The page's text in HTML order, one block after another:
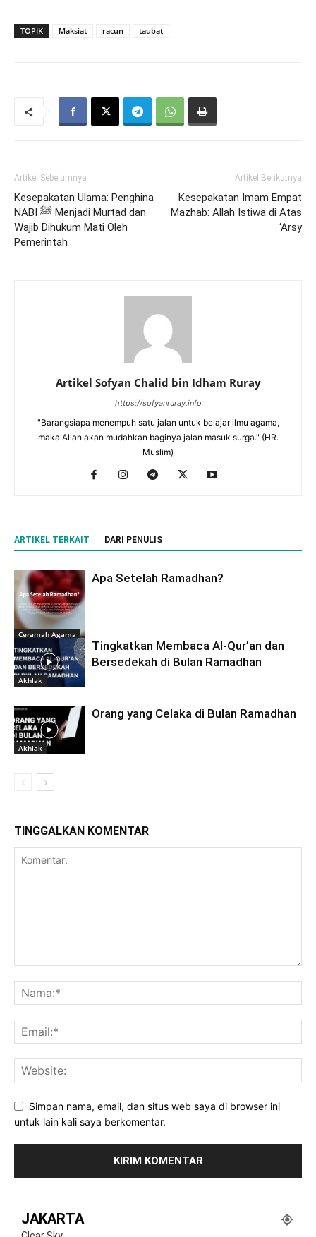
TOPIK Maksiat racun taubat
Artikel Sebelumnya
Kesepakatan Ulama: Penghina
NABI ﷺ Menjadi Murtad dan
Wajib Dihukum Mati Oleh
Pemerintah
Artikel Berikutnya
Kesepakatan Imam Empat
Mazhab: Allah Istiwa di Atas
‘Arsy
Artikel Sofyan Chalid bin Idham Ruray
https://sofyanruray.info
"Barangsiapa menempuh satu jalan untuk belajar ilmu agama,
maka Allah akan mudahkan baginya jalan masuk surga." (HR.
Muslim)
ARTIKEL TERKAIT DARI PENULIS
Ceramah Agama
Apa Setelah Ramadhan?
Akhlak
Tingkatkan Membaca Al-Qur’an dan
Bersedekah di Bulan Ramadhan
Akhlak
Orang yang Celaka di Bulan Ramadhan
TINGGALKAN KOMENTAR
Simpan nama, email, dan situs web saya di browser ini
untuk lain kali saya berkomentar.
JAKARTA